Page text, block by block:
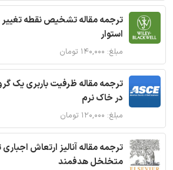
ترجمه مقاله تشخیص نقطه تغییر
استوار
مبلغ: ۱۴۰,۰۰۰ تومان
ترجمه مقاله ظرفیت باربری یک
در خاک نرم
مبلغ: ۱۲۰,۰۰۰ تومان
ترجمه مقاله آنالیز ارتعاش
متخلخل هدفمند